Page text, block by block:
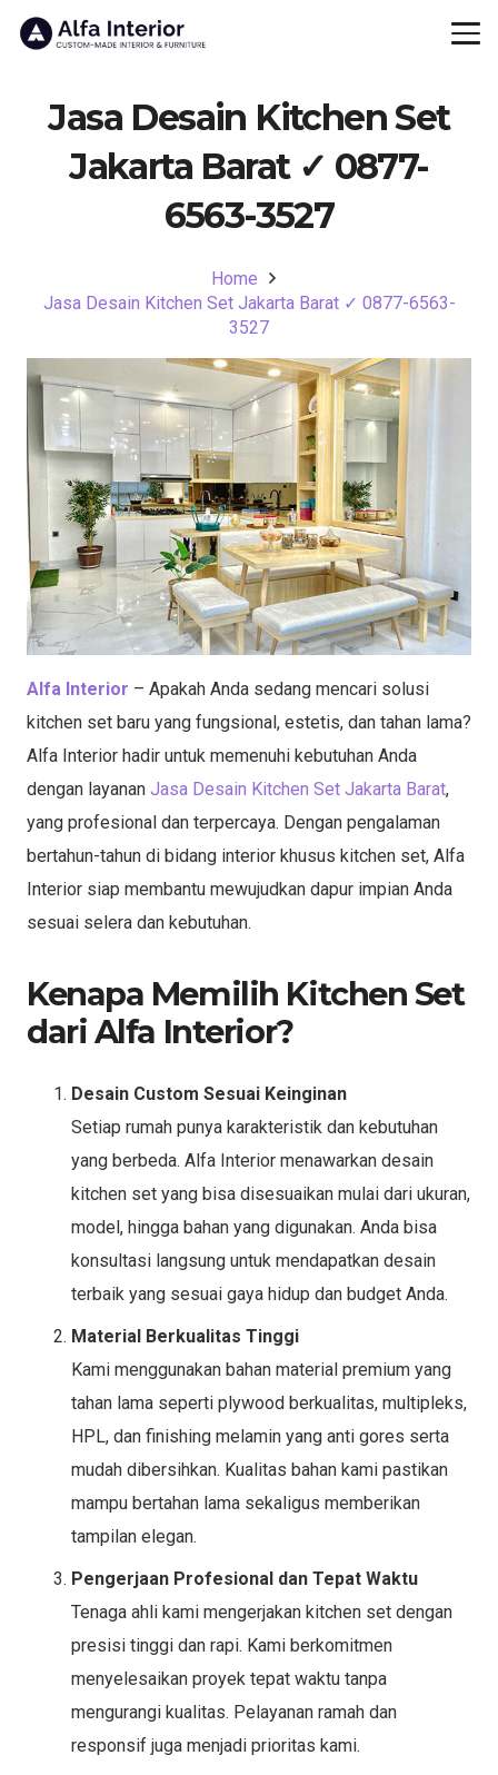
Jasa Desain Kitchen Set
Jakarta Barat ✓ 0877-
6563-3527
Home
Jasa Desain Kitchen Set Jakarta Barat ✓ 0877-6563-
3527
Alfa Interior – Apakah Anda sedang mencari solusi
kitchen set baru yang fungsional, estetis, dan tahan lama?
Alfa Interior hadir untuk memenuhi kebutuhan Anda
dengan layanan Jasa Desain Kitchen Set Jakarta Barat,
yang profesional dan terpercaya. Dengan pengalaman
bertahun-tahun di bidang interior khusus kitchen set, Alfa
Interior siap membantu mewujudkan dapur impian Anda
sesuai selera dan kebutuhan.
Kenapa Memilih Kitchen Set
dari Alfa Interior?
Desain Custom Sesuai Keinginan
Setiap rumah punya karakteristik dan kebutuhan
yang berbeda. Alfa Interior menawarkan desain
kitchen set yang bisa disesuaikan mulai dari ukuran,
model, hingga bahan yang digunakan. Anda bisa
konsultasi langsung untuk mendapatkan desain
terbaik yang sesuai gaya hidup dan budget Anda.
Material Berkualitas Tinggi
Kami menggunakan bahan material premium yang
tahan lama seperti plywood berkualitas, multipleks,
HPL, dan finishing melamin yang anti gores serta
mudah dibersihkan. Kualitas bahan kami pastikan
mampu bertahan lama sekaligus memberikan
tampilan elegan.
Pengerjaan Profesional dan Tepat Waktu
Tenaga ahli kami mengerjakan kitchen set dengan
presisi tinggi dan rapi. Kami berkomitmen
menyelesaikan proyek tepat waktu tanpa
mengurangi kualitas. Pelayanan ramah dan
responsif juga menjadi prioritas kami.